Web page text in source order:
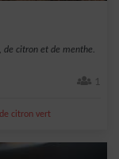
de citron et de menthe.
1
citron vert